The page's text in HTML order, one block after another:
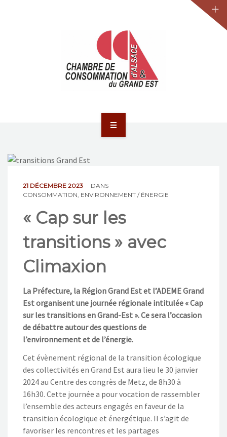
ACTUALITÉS
JURIDIQUE
LA CCA-GE
NOS ACTIONS
CONTACT
21 DÉCEMBRE 2023
DANS
CONSOMMATION, ENVIRONNEMENT / ÉNERGIE
« Cap sur les
transitions » avec
Climaxion
La Préfecture, la Région Grand Est et l’ADEME Grand
Est organisent une journée régionale intitulée « Cap
sur les transitions en Grand-Est ». Ce sera l’occasion
de débattre autour des questions de
l’environnement et de l’énergie.
Cet évènement régional de la transition écologique
des collectivités en Grand Est aura lieu le 30 janvier
2024 au Centre des congrès de Metz, de 8h30 à
16h30. Cette journée a pour vocation de rassembler
l’ensemble des acteurs engagés en faveur de la
transition écologique et énergétique. Il s’agit de
favoriser les rencontres et les partages